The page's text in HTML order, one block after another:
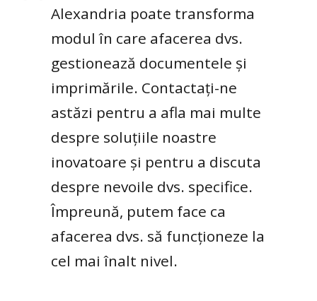
Alexandria poate transforma
modul în care afacerea dvs.
gestionează documentele și
imprimările. Contactați-ne
astăzi pentru a afla mai multe
despre soluțiile noastre
inovatoare și pentru a discuta
despre nevoile dvs. specifice.
Împreună, putem face ca
afacerea dvs. să funcționeze la
cel mai înalt nivel.